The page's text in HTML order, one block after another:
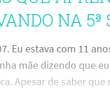
NA 5ª
Eu estava com 11
mãe dizendo que
Apesar de saber que